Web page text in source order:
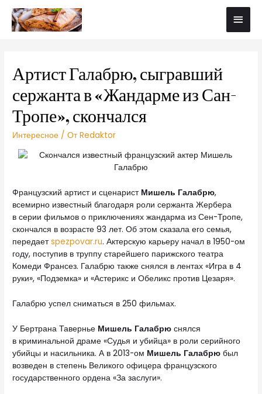
Артист Галабрю, сыгравший
сержанта в «Жандарме из Сан-
Тропе», скончался
Интересное / От Redaktor
Французский артист и сценарист Мишель Галабрю,
всемирно известный благодаря роли сержанта Жербера
в серии фильмов о приключениях жандарма из Сен-Тропе,
скончался в возрасте 93 лет. Об этом сказала его семья,
передаетspezpovar.ru. Актерскую карьеру начал в 1950-ом
году, поступив в труппу старейшего парижского театра
Комеди Франсез. Галабрю также снялся в лентах «Игра в 4
руки», «Подземка» и «Астерикс и Обеликс против Цезаря».
Галабрю успел сниматься в 250 фильмах.
У Бертрана Тавернье Мишель Галабрю снялся
в криминальной драме «Судья и убийца» в роли серийного
убийцы и насильника. А в 2013-ом Мишель Галабрю был
возведен в степень Великого офицера французского
государственного ордена «За заслуги».